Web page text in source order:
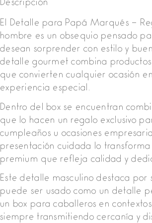
Descripción
El Detalle para Papá Marqués –
hombre es un obsequio pensado
desean sorprender con estilo y
detalle gourmet combina productos
que convierten cualquier ocasión
experiencia especial.
Dentro del box se encuentran
que lo hacen un regalo exclusivo
cumpleaños u ocasiones
presentación cuidada lo
premium que refleja calidad y
Este detalle masculino destaca por
puede ser usado como un detalle
un box para caballeros en
siempre transmitiendo cercanía y